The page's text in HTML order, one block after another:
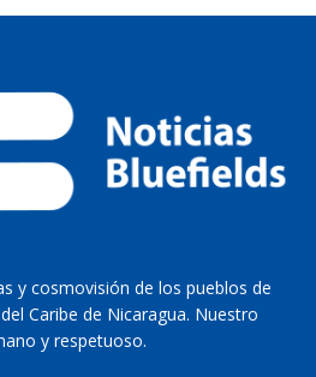
y cosmovisión de los pueblos de
Caribe de Nicaragua. Nuestro
y respetuoso.